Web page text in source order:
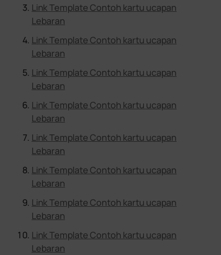
Link Template Contoh kartu ucapan
Lebaran
Link Template Contoh kartu ucapan
Lebaran
Link Template Contoh kartu ucapan
Lebaran
Link Template Contoh kartu ucapan
Lebaran
Link Template Contoh kartu ucapan
Lebaran
Link Template Contoh kartu ucapan
Lebaran
Link Template Contoh kartu ucapan
Lebaran
Link Template Contoh kartu ucapan
Lebaran